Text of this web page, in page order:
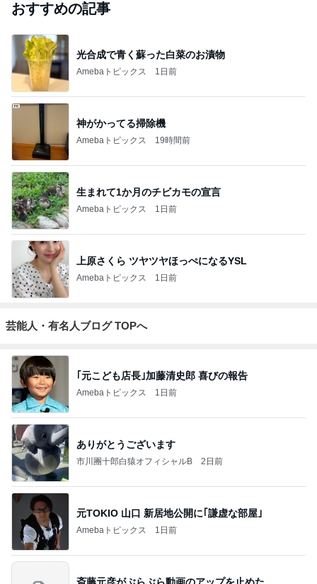
おすすめの記事
光合成で青く蘇った白菜のお漬物
Amebaトピックス 1日前
神がかってる掃除機
Amebaトピックス 19時間前
生まれて1か月のチビカモの宣言
Amebaトピックス 1日前
上原さくら ツヤツヤほっぺになるYSL
Amebaトピックス 1日前
芸能人・有名人ブログ TOPへ
｢元こども店長｣加藤清史郎 喜びの報告
Amebaトピックス 1日前
ありがとうございます
市川團十郎白猿オフィシャルB 2日前
元TOKIO 山口 新居地公開に｢謙虚な部屋｣
Amebaトピックス 1日前
斎藤元彦がぶらぶら動画のアップを止めた